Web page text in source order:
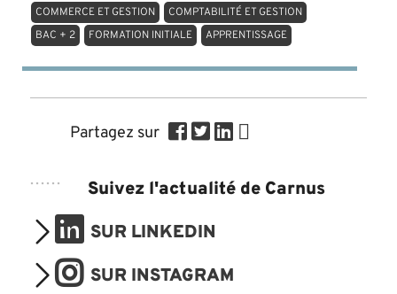
COMMERCE ET GESTION
COMPTABILITÉ ET GESTION
BAC + 2
FORMATION INITIALE APPRENTISSAGE
Partagez sur
Suivez l'actualité de Carnus
SUR LINKEDIN
SUR INSTAGRAM